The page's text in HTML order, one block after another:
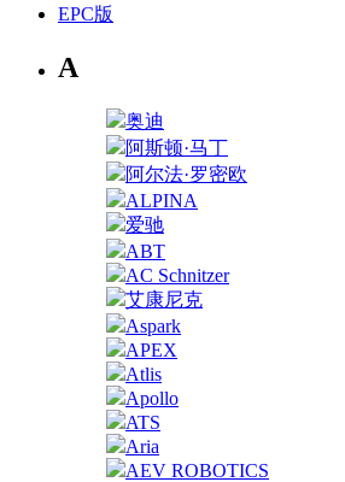
EPC版
A
奥迪
阿斯顿·马丁
阿尔法·罗密欧
ALPINA
爱驰
ABT
AC Schnitzer
艾康尼克
Aspark
APEX
Atlis
Apollo
ATS
Aria
AEV ROBOTICS